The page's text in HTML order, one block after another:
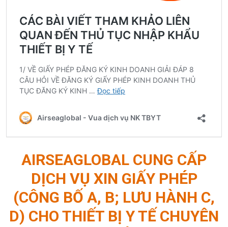
AIRSEAGLOBAL CUNG CẤP
DỊCH VỤ XIN GIẤY PHÉP
(CÔNG BỐ A, B; LƯU HÀNH C,
D) CHO THIẾT BỊ Y TẾ CHUYÊN